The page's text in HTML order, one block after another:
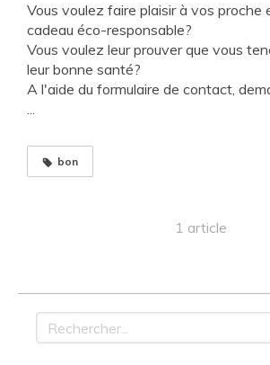
Vous voulez faire plaisir à vos proche
cadeau éco-responsable?
Vous voulez leur prouver que vous
leur bonne santé?
A l'aide du formulaire de contact,
...
bon
1 article
Rechercher